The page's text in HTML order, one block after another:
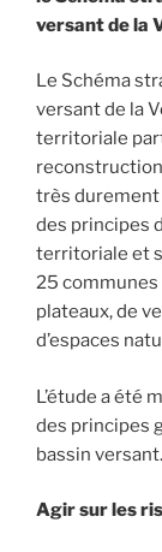
versant de la
Le Schéma
versant de la
territoriale
très
des principes
territoriale et
25
plateaux, de
d’espaces
L’étude a été
des principes
bassin versant.
Agir sur les